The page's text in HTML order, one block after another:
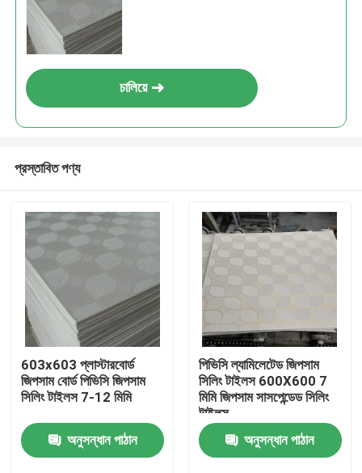
চালিয়ে
প্রস্তাবিত পণ্য
603x603 প্লাস্টারবোর্ড
জিপসাম বোর্ড পিভিসি জিপসাম
সিলিং টাইলস 7-12 মিমি
অনুসন্ধান পাঠান
পিভিসি ল্যামিলেটেড জিপসাম
সিলিং টাইলস 600X600 7
মিমি জিপসাম সাসপেন্ডেড সিলিং
টাইলস
অনুসন্ধান পাঠান